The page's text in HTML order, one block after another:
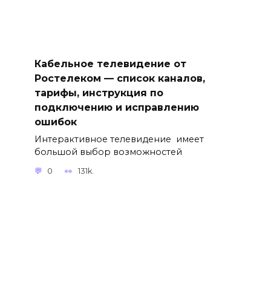
Кабельное телевидение от
Ростелеком — список каналов,
тарифы, инструкция по
подключению и исправлению
ошибок
Интерактивное телевидение имеет
большой выбор возможностей
0 131k.